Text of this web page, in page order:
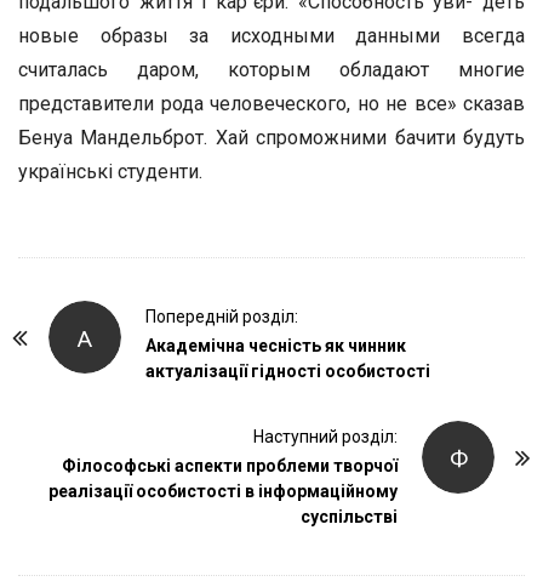
новые образы за исходными данными всегда
считалась даром, которым обладают многие
представители рода человеческого, но не все» сказав
Бенуа Мандельброт. Хай спроможними бачити будуть
українські студенти.
А
Попередній розділ:
Академічна чесність як чинник
актуалізації гідності особистості
Ф
Наступний розділ:
Філософські аспекти проблеми творчої
реалізації особистості в інформаційному
суспільстві